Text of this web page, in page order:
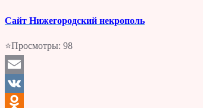
Сайт Нижегородский некрополь
⭐Просмотры: 98
Email
VK